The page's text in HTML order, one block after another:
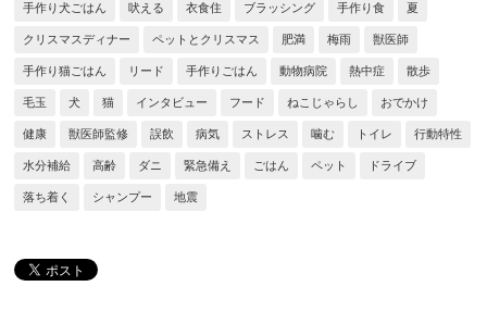
手作り犬ごはん 吠える 衣食住 ブラッシング 手作り食 夏
クリスマスディナー ペットとクリスマス 肥満 梅雨 獣医師
手作り猫ごはん リード 手作りごはん 動物病院 熱中症 散歩
毛玉 犬 猫 インタビュー フード ねこじゃらし おでかけ
健康 獣医師監修 誤飲 病気 ストレス 噛む トイレ 行動特性
水分補給 高齢 ダニ 緊急備え ごはん ペット ドライブ
落ち着く シャンプー 地震